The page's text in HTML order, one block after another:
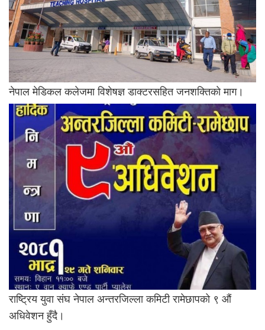
नेपाल मेडिकल कलेजमा विशेषज्ञ डाक्टरसहित जनशक्तिकाे माग।
राष्ट्रिय युवा संघ नेपाल अन्तरजिल्ला कमिटी रामेछापको ९ औं
अधिवेशन हुँदै।